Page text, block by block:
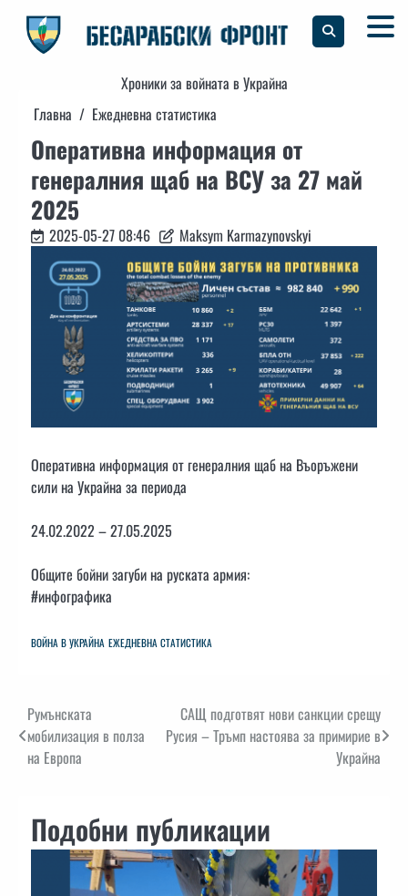
content
Хроники за войната в Украйна
Главна
Ежедневна статистика
Оперативна информация от
генералния щаб на ВСУ за 27 май
2025
2025-05-27 08:46 Maksym Karmazynovskyi
Оперативна информация от генералния щаб на Въоръжени
сили на Украйна за периода
24.02.2022 – 27.05.2025
Общите бойни загуби на руската армия:
#инфографика
ВОЙНА В УКРАЙНА ЕЖЕДНЕВНА СТАТИСТИКА
Навигация
Румънската
мобилизация в полза
на Европа
САЩ подготвят нови санкции срещу
Русия – Тръмп настоява за примирие в
Украйна
Подобни публикации